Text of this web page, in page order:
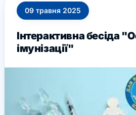
09 травня 2025
Інтерактивна бесіда
імунізації"